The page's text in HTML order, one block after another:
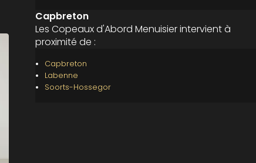
Capbreton
Les Copeaux d'Abord Menuisier intervient à
proximité de :
Capbreton
Labenne
Soorts-Hossegor